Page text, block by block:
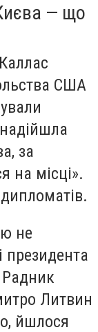
— що
США
надійшла
за
на місці».
не
президента
Литвин
йшлося